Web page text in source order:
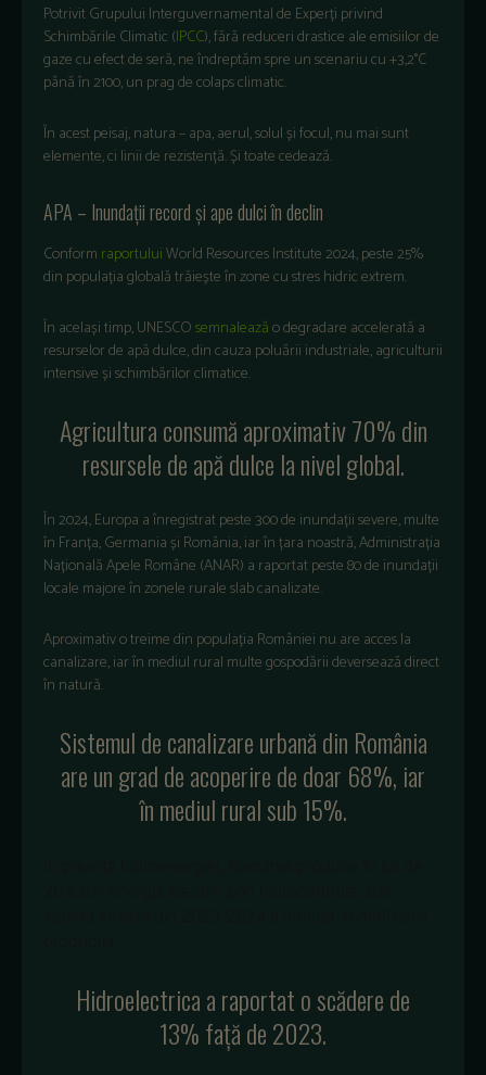
Potrivit Grupului Interguvernamental de Experți privind
Schimbările Climatic (IPCC), fără reduceri drastice ale emisiilor de
gaze cu efect de seră, ne îndreptăm spre un scenariu cu +3,2°C
până în 2100, un prag de colaps climatic.
În acest peisaj, natura – apa, aerul, solul și focul, nu mai sunt
elemente, ci linii de rezistență. Și toate cedează.
APA – Inundații record și ape dulci în declin
Conform raportuluiWorld Resources Institute 2024, peste 25%
din populația globală trăiește în zone cu stres hidric extrem.
În același timp, UNESCOsemnaleazăo degradare accelerată a
resurselor de apă dulce, din cauza poluării industriale, agriculturii
intensive și schimbărilor climatice.
Agricultura consumă aproximativ 70% din
resursele de apă dulce la nivel global.
În 2024, Europa a înregistrat peste 300 de inundații severe, multe
în Franța, Germania și România, iar în țara noastră, Administrația
Națională Apele Române (ANAR) a raportat peste 80 de inundații
locale majore în zonele rurale slab canalizate.
Aproximativ o treime din populația României nu are acces la
canalizare, iar în mediul rural multe gospodării deversează direct
în natură.
Sistemul de canalizare urbană din România
are un grad de acoperire de doar 68%, iar
în mediul rural sub 15%.
Hidroelectrica a raportat o scădere de
13% față de 2023.